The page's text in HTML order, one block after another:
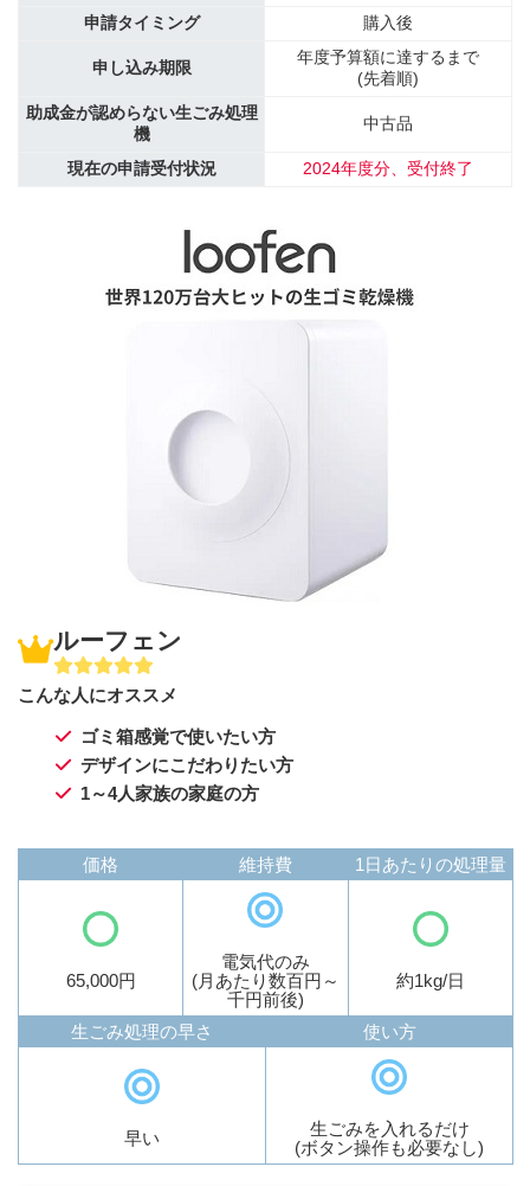
申請タイミング
購入後
申し込み期限
年度予算額に達するまで
(先着順)
助成金が認めらない生ごみ処理
機
中古品
現在の申請受付状況 2024年度分、受付終了
ルーフェン
こんな人にオススメ
ゴミ箱感覚で使いたい方
デザインにこだわりたい方
1～4人家族の家庭の方
価格
65,000円
維持費
電気代のみ
(月あたり数百円～
千円前後)
1日あたりの処理量
約1kg/日
生ごみ処理の早さ
早い
使い方
生ごみを入れるだけ
(ボタン操作も必要なし)